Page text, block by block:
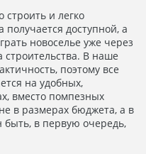
строить и легко
получается доступной, а
новоселье уже через
строительства. В наше
поэтому все
на удобных,
вместо помпезных
в размерах бюджета, а в
быть, в первую очередь,